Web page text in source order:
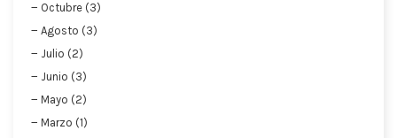
Octubre (3)
Agosto (3)
Julio (2)
Junio (3)
Mayo (2)
Marzo (1)